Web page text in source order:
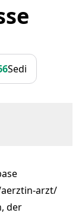
Sedi
arzt/
der